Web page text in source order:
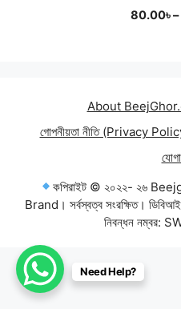
80.00৳–
About
গোপনীয়তা নীতি (Privacy
কপিরাইট © ২০২২- ২৬
Brand। সর্বস্বত্ব সংরক্ষিত।
নিবন্ধন নম্বর:
Item added to cart.
0 items -0.00৳
Need Help?